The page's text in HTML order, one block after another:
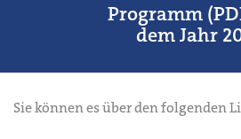
Programm
dem Jahr
Sie können es über den folgenden